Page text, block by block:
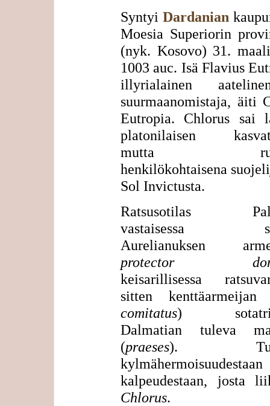
Syntyi Dardanian
Moesia Superiorin
(nyk. Kosovo) 31.
1003 auc. Isä Flavius
illyrialainen
suurmaanomistaja, äiti
Eutropia. Chlorus sai
platonilaisen
mutta
henkilökohtaisena
Sol Invictusta.
Ratsusotilas
vastaisessa
Aurelianuksen
protector
keisarillisessa
sitten
comitatus)
Dalmatian tuleva
(praeses).
kalpeudestaan, josta
Chlorus.